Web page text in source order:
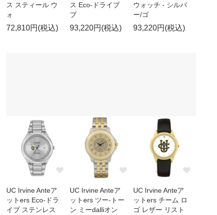
ス スティール ウ
ォ
72,810円(税込)
ス Eco-ドライブ
ブ
93,220円(税込)
ウォッチ - シルバ
ー/ゴ
93,220円(税込)
UC Irvine Anteア
ットers Eco-ドラ
イブ ステンレス
UC Irvine Anteア
ットers ツー-トー
ン ミーdalliオン
UC Irvine Anteア
ットers チーム ロ
ゴ レザー リスト